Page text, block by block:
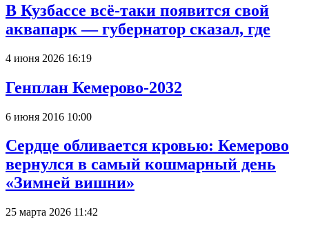
В Кузбассе всё-таки появится свой
аквапарк — губернатор сказал, где
4 июня 2026 16:19
Генплан Кемерово-2032
6 июня 2016 10:00
Сердце обливается кровью: Кемерово
вернулся в самый кошмарный день
«Зимней вишни»
25 марта 2026 11:42